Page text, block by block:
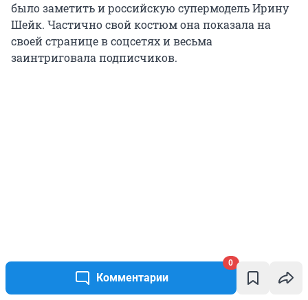
Комментарии
0
было заметить и российскую супермодель Ирину
Шейк. Частично свой костюм она показала на
своей странице в соцсетях и весьма
заинтриговала подписчиков.